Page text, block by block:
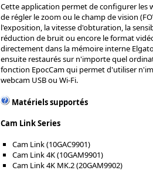
Cette application permet de configurer les
de régler le zoom ou le champ de vision
l'exposition, la vitesse d'obturation, la
réduction de bruit ou encore le format
directement dans la mémoire interne
ensuite restaurés sur n'importe quel
fonction EpocCam qui permet d'utiliser
webcam USB ou Wi-Fi.
Matériels supportés
Cam Link Series
Cam Link (10GAC9901)
Cam Link 4K (10GAM9901)
Cam Link 4K MK.2 (20GAM9902)